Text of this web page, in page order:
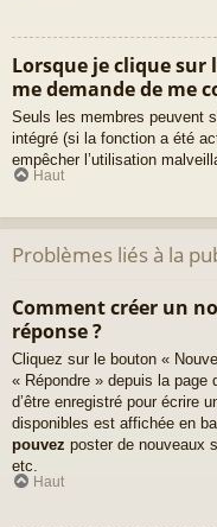
Lorsque je clique sur
me demande de me
Seuls les membres peuvent
intégré (si la fonction a été
empêcher l’utilisation
Haut
Problèmes liés à la
Comment créer un
réponse ?
Cliquez sur le bouton «
« Répondre » depuis la page
d’être enregistré pour écrire
disponibles est affichée en
pouvez poster de nouveaux
etc.
Haut